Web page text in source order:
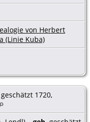
von Herbert
(Linie Kuba)
geschätzt 1720,